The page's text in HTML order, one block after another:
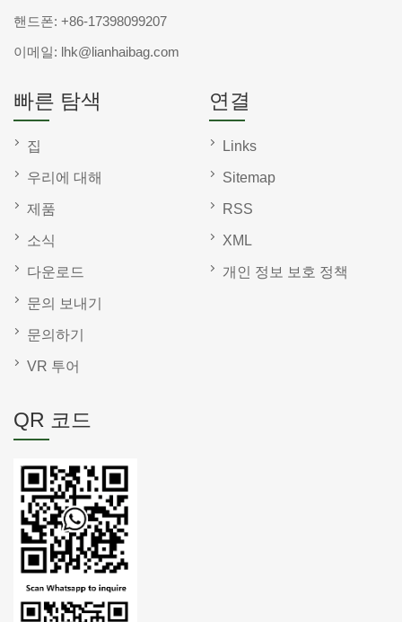
핸드폰: +86-17398099207
이메일: lhk@lianhaibag.com
빠른 탐색
집
우리에 대해
제품
소식
다운로드
문의 보내기
문의하기
VR 투어
연결
Links
Sitemap
RSS
XML
개인 정보 보호 정책
QR 코드